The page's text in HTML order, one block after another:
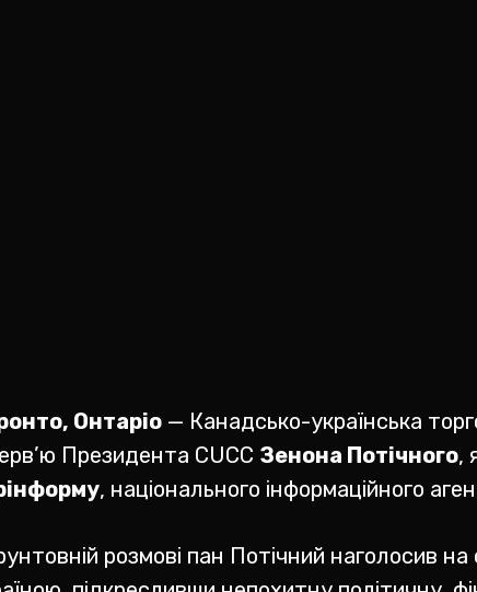
Онтаріо — Канадсько-українська
Президента CUCC Зенона Потічного,
, національного інформаційного
розмові пан Потічний наголосив